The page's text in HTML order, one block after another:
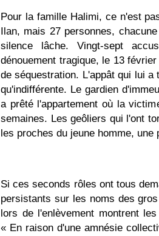
Pour la famille Halimi, ce n'est
Ilan, mais 27 personnes,
silence lâche. Vingt-sept
dénouement tragique, le 13
de séquestration. L'appât qui lui a
qu'indifférente. Le gardien
a prêté l'appartement où la
semaines. Les geôliers qui l'ont
les proches du jeune homme, une
Si ces seconds rôles ont tous
persistants sur les noms des
lors de l'enlèvement montrent
« En raison d'une amnésie